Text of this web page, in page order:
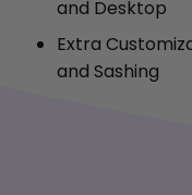
and Desktop
Extra
and Sashing